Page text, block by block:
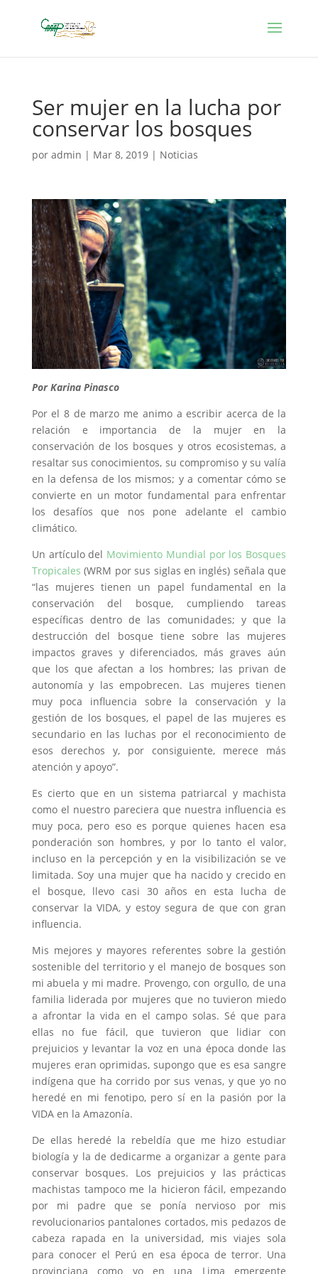
Ser mujer en la lucha por
conservar los bosques
por admin | Mar 8, 2019| Noticias
Por Karina Pinasco
Por el 8 de marzo me animo a escribir acerca de la
relación e importancia de la mujer en la
conservación de los bosques y otros ecosistemas, a
resaltar sus conocimientos, su compromiso y su valía
en la defensa de los mismos; y a comentar cómo se
convierte en un motor fundamental para enfrentar
los desafíos que nos pone adelante el cambio
climático.
Un artículo del Movimiento Mundial por los Bosques
Tropicales(WRM por sus siglas en inglés) señala que
“las mujeres tienen un papel fundamental en la
conservación del bosque, cumpliendo tareas
específicas dentro de las comunidades; y que la
destrucción del bosque tiene sobre las mujeres
impactos graves y diferenciados, más graves aún
que los que afectan a los hombres; las privan de
autonomía y las empobrecen. Las mujeres tienen
muy poca influencia sobre la conservación y la
gestión de los bosques, el papel de las mujeres es
secundario en las luchas por el reconocimiento de
esos derechos y, por consiguiente, merece más
atención y apoyo”.
Es cierto que en un sistema patriarcal y machista
como el nuestro pareciera que nuestra influencia es
muy poca, pero eso es porque quienes hacen esa
ponderación son hombres, y por lo tanto el valor,
incluso en la percepción y en la visibilización se ve
limitada. Soy una mujer que ha nacido y crecido en
el bosque, llevo casi 30 años en esta lucha de
conservar la VIDA, y estoy segura de que con gran
influencia.
Mis mejores y mayores referentes sobre la gestión
sostenible del territorio y el manejo de bosques son
mi abuela y mi madre. Provengo, con orgullo, de una
familia liderada por mujeres que no tuvieron miedo
a afrontar la vida en el campo solas. Sé que para
ellas no fue fácil, que tuvieron que lidiar con
prejuicios y levantar la voz en una época donde las
mujeres eran oprimidas, supongo que es esa sangre
indígena que ha corrido por sus venas, y que yo no
heredé en mi fenotipo, pero sí en la pasión por la
VIDA en la Amazonía.
De ellas heredé la rebeldía que me hizo estudiar
biología y la de dedicarme a organizar a gente para
conservar bosques. Los prejuicios y las prácticas
machistas tampoco me la hicieron fácil, empezando
por mi padre que se ponía nervioso por mis
revolucionarios pantalones cortados, mis pedazos de
cabeza rapada en la universidad, mis viajes sola
para conocer el Perú en esa época de terror. Una
provinciana como yo en una Lima emergente